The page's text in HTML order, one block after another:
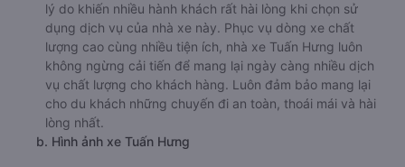
lý do khiến nhiều hành khách rất hài lòng khi chọn sử
dụng dịch vụ của nhà xe này. Phục vụ dòng xe chất
lượng cao cùng nhiều tiện ích, nhà xe Tuấn Hưng luôn
không ngừng cải tiến để mang lại ngày càng nhiều dịch
vụ chất lượng cho khách hàng. Luôn đảm bảo mang lại
cho du khách những chuyến đi an toàn, thoái mái và hài
lòng nhất.
b. Hình ảnh xe Tuấn Hưng